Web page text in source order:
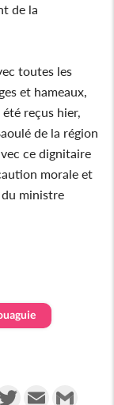
de la
toutes les
et hameaux,
reçus hier,
de la région
ce dignitaire
morale et
du ministre
FacebookTwitterEmail